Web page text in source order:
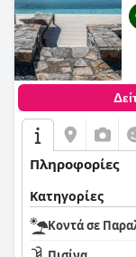
Πληροφορίες
Κατηγορίες
Κοντά σε